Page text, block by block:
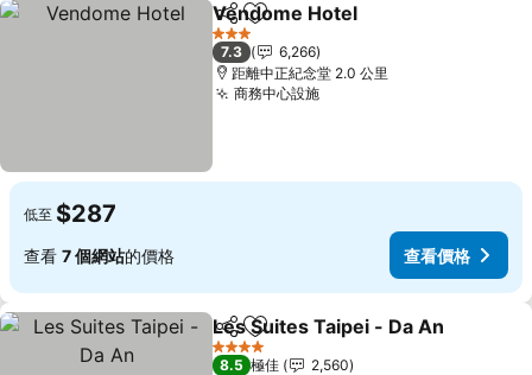
分享 放到收藏夾
Vendome Hotel
3 星級
7.3
6,266
距離中正紀念堂 2.0 公里
商務中心設施查看價格
低至 $287
查看 7 個網站的價格 查看價格
分享 放到收藏夾
Les Suites Taipei - Da An
4 星級
8.5 極佳
2,560